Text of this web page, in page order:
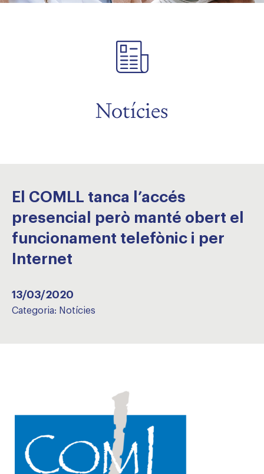
Notícies
El COMLL tanca l’accés
presencial però manté obert el
funcionament telefònic i per
Internet
13/03/2020
Categoria: Notícies